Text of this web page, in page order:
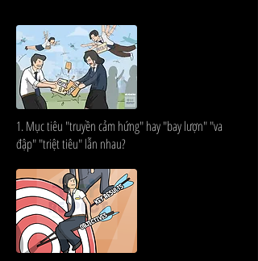
1. Mục tiêu "truyền cảm hứng" hay "bay lượn" "va
đập" "triệt tiêu" lẫn nhau?